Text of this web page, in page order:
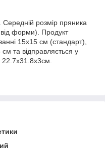
розмір пряника
від форми). Продукт
15х15 см (стандарт),
та відправляється у